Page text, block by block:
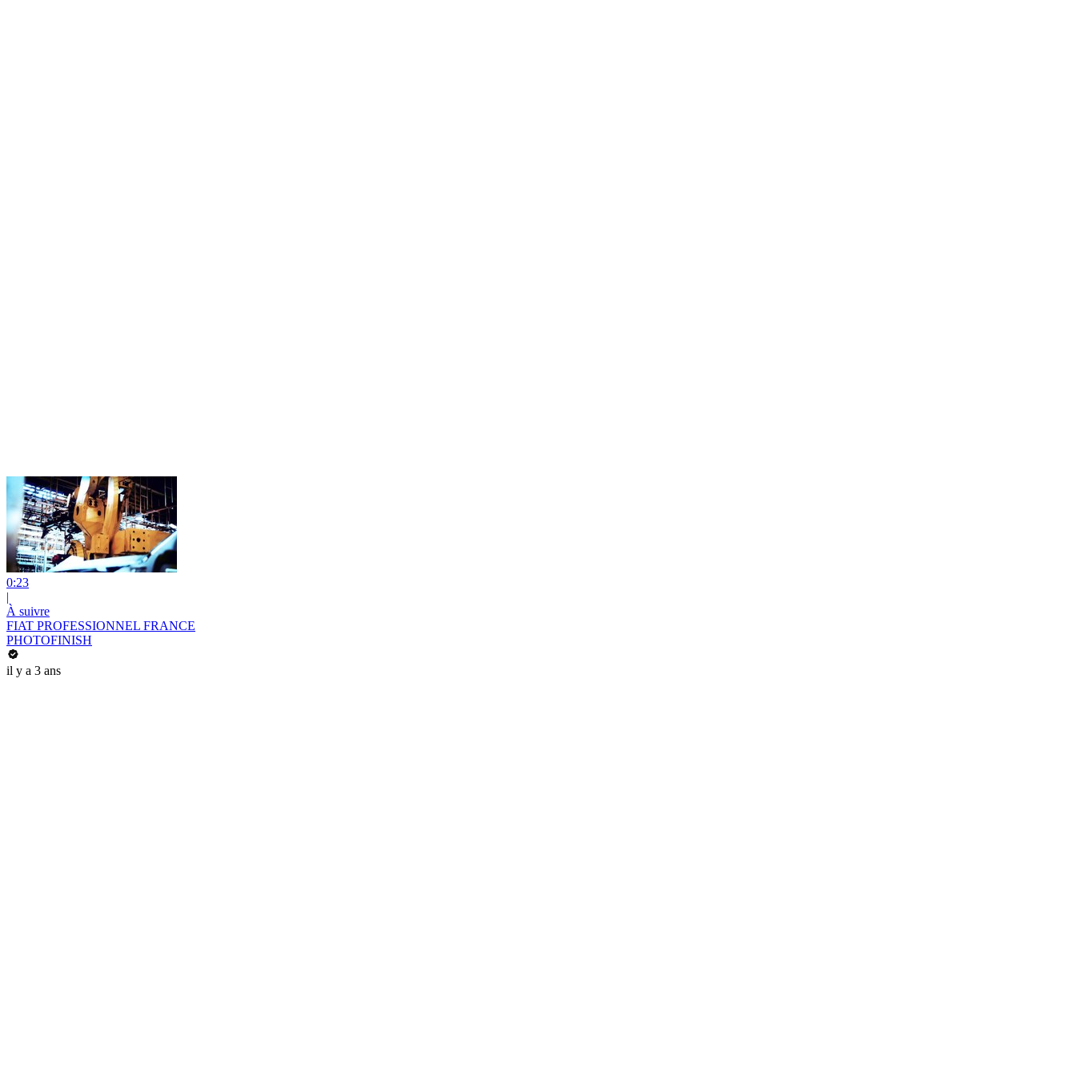
0:23
|
À suivre
FIAT PROFESSIONNEL FRANCE
PHOTOFINISH
il y a 3 ans